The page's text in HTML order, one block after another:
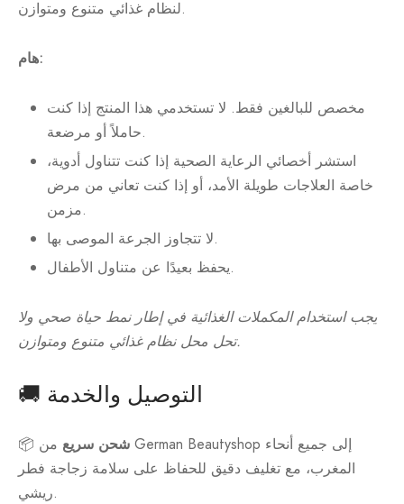
لنظام غذائي متنوع ومتوازن.
هام:
مخصص للبالغين فقط. لا تستخدمي هذا المنتج إذا كنت
حاملاً أو مرضعة.
استشر أخصائي الرعاية الصحية إذا كنت تتناول أدوية،
خاصة العلاجات طويلة الأمد، أو إذا كنت تعاني من مرض
مزمن.
لا تتجاوز الجرعة الموصى بها.
يحفظ بعيدًا عن متناول الأطفال.
يجب استخدام المكملات الغذائية في إطار نمط حياة صحي ولا
تحل محل نظام غذائي متنوع ومتوازن.
🚚 التوصيل والخدمة
📦 شحن سريع من German Beautyshop إلى جميع أنحاء
المغرب، مع تغليف دقيق للحفاظ على سلامة زجاجة فطر
ريشي.